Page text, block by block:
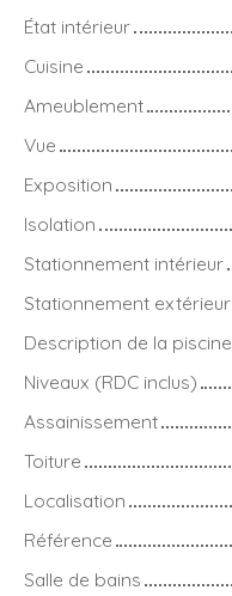
État intérieur
Cuisine
Ameublement
Vue
Exposition
Isolation
Stationnement intérieur
Stationnement extérieur
Description de la piscine
Niveaux (RDC inclus)
Assainissement
Toiture
Localisation
Référence
Salle de bains